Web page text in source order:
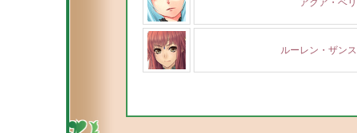
アクア・ベ
ルーレン・ザン